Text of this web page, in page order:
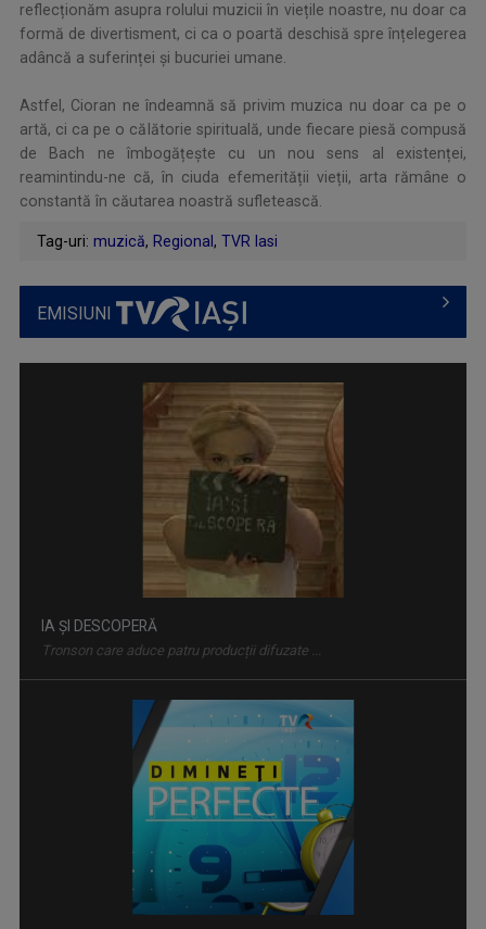
reflecționăm asupra rolului muzicii în viețile noastre, nu doar ca
formă de divertisment, ci ca o poartă deschisă spre înțelegerea
adâncă a suferinței și bucuriei umane.
Astfel, Cioran ne îndeamnă să privim muzica nu doar ca pe o
artă, ci ca pe o călătorie spirituală, unde fiecare piesă compusă
de Bach ne îmbogățește cu un nou sens al existenței,
reamintindu-ne că, în ciuda efemerității vieții, arta rămâne o
constantă în căutarea noastră sufletească.
Tag-uri: muzică, Regional, TVR Iasi
EMISIUNI
IA ȘI DESCOPERĂ
Tronson care aduce patru producții difuzate ...